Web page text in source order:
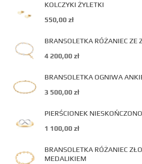
KOLCZYKI ŻYLETKI
550,00zł
BRANSOLETKA RÓŻANIEC ZE
4 200,00zł
BRANSOLETKA OGNIWA
3 500,00zł
PIERŚCIONEK
1 100,00zł
BRANSOLETKA RÓŻANIEC
MEDALIKIEM